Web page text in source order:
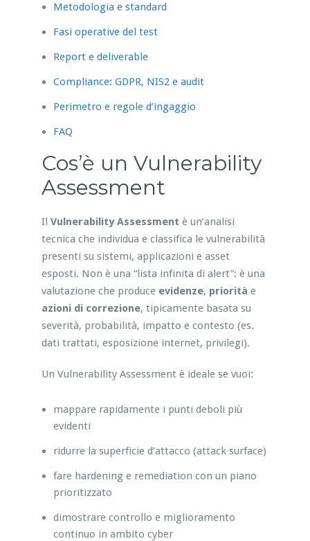
Metodologia e standard
Fasi operative del test
Report e deliverable
Compliance: GDPR, NIS2 e audit
Perimetro e regole d’ingaggio
FAQ
Cos’è un Vulnerability
Assessment
Il Vulnerability Assessment è un’analisi
tecnica che individua e classifica le vulnerabilità
presenti su sistemi, applicazioni e asset
esposti. Non è una “lista infinita di alert”: è una
valutazione che produce evidenze, priorità e
azioni di correzione, tipicamente basata su
severità, probabilità, impatto e contesto (es.
dati trattati, esposizione internet, privilegi).
Un Vulnerability Assessment è ideale se vuoi:
mappare rapidamente i punti deboli più
evidenti
ridurre la superficie d’attacco (attack surface)
fare hardening e remediation con un piano
prioritizzato
dimostrare controllo e miglioramento
continuo in ambito cyber